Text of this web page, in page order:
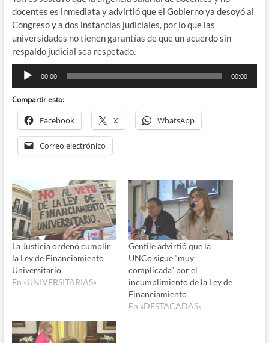
docentes es inmediata y advirtió que el Gobierno ya desoyó al
Congreso y a dos instancias judiciales, por lo que las
universidades no tienen garantías de que un acuerdo sin
respaldo judicial sea respetado.
Reproductor
audio
00:00 00:00
Compartir esto:
Facebook X WhatsApp
Correo electrónico
La Justicia ordenó cumplir
la Ley de Financiamiento
Universitario
En «UNIVERSITARIAS»
Gentile advirtió que la
UNCo sigue “muy
complicada” por el
incumplimiento de la Ley de
Financiamiento
En «DESTACADAS»